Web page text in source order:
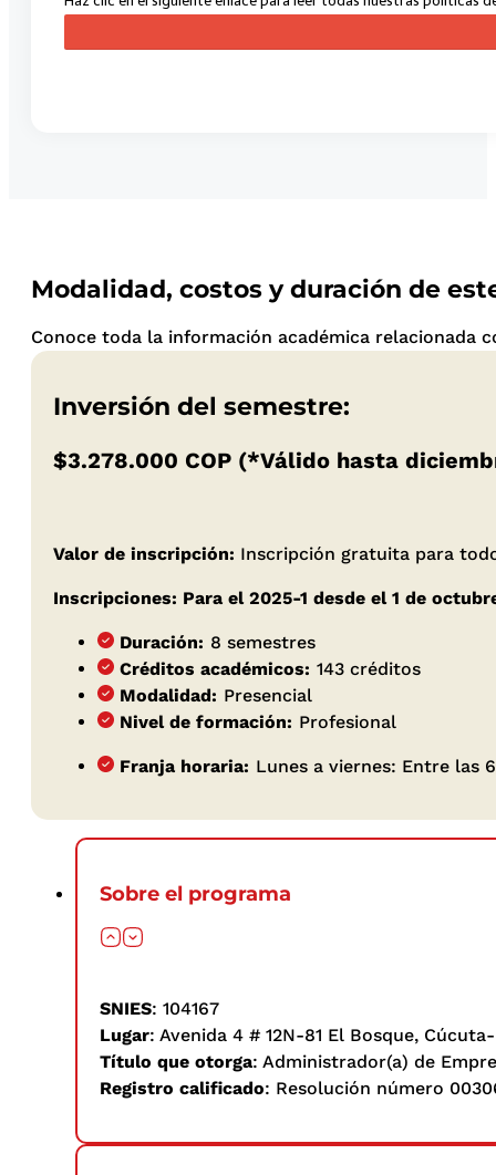
Modalidad, costos y duración de
Conoce toda la información académica relacionada
Inversión del semestre:
$3.278.000 COP (*Válido hasta
Valor de inscripción: Inscripción gratuita para
Inscripciones: Para el 2025-1 desde el 1 de
Duración: 8 semestres
Créditos académicos: 143 créditos
Modalidad: Presencial
Nivel de formación: Profesional
Franja horaria: Lunes a viernes: Entre las
Sobre el programa
SNIES: 104167
Lugar: Avenida 4 # 12N-81 El Bosque,
Título que otorga: Administrador(a) de
Registro calificado: Resolución número